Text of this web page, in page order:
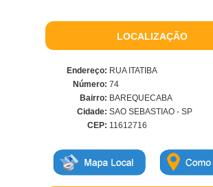
LOCALIZAÇÃO
Endereço: RUA ITATIBA
Número: 74
Bairro: BAREQUECABA
Cidade: SAO SEBASTIAO - SP
CEP: 11612716